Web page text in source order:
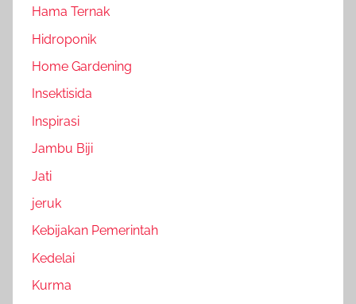
Hama Ternak
Hidroponik
Home Gardening
Insektisida
Inspirasi
Jambu Biji
Jati
jeruk
Kebijakan Pemerintah
Kedelai
Kurma